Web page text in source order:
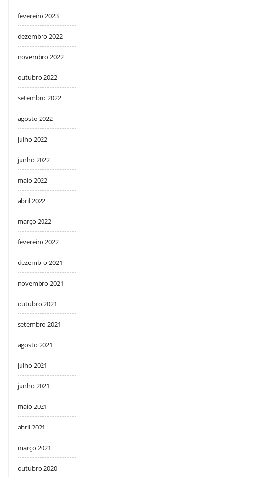
fevereiro 2023
dezembro 2022
novembro 2022
outubro 2022
setembro 2022
agosto 2022
julho 2022
junho 2022
maio 2022
abril 2022
março 2022
fevereiro 2022
dezembro 2021
novembro 2021
outubro 2021
setembro 2021
agosto 2021
julho 2021
junho 2021
maio 2021
abril 2021
março 2021
outubro 2020